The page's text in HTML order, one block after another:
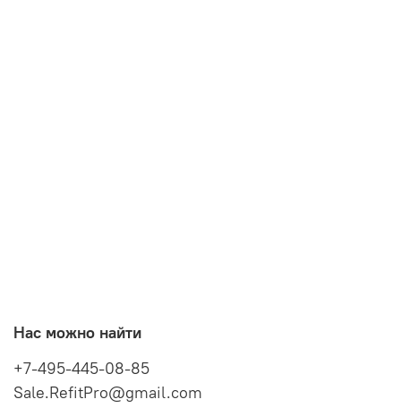
Нас можно найти
+7-495-445-08-85
Sale.RefitPro@gmail.com